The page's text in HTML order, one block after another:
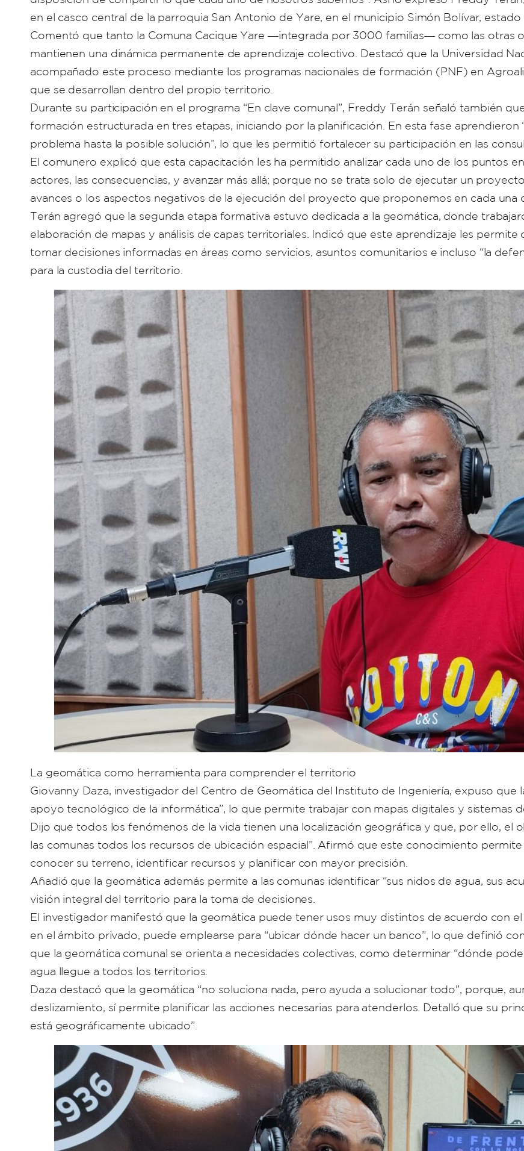
en el casco central de la parroquia San Antonio de Yare, en el municipio Simón Bolívar, estado
Comentó que tanto la Comuna Cacique Yare ―integrada por 3000 familias― como las otras
mantienen una dinámica permanente de aprendizaje colectivo. Destacó que la Universidad
acompañado este proceso mediante los programas nacionales de formación (PNF) en
que se desarrollan dentro del propio territorio.
Durante su participación en el programa “En clave comunal”, Freddy Terán señaló también
formación estructurada en tres etapas, iniciando por la planificación. En esta fase aprendieron
problema hasta la posible solución”, lo que les permitió fortalecer su participación en las
El comunero explicó que esta capacitación les ha permitido analizar cada uno de los puntos
actores, las consecuencias, y avanzar más allá; porque no se trata solo de ejecutar un
avances o los aspectos negativos de la ejecución del proyecto que proponemos en cada una
Terán agregó que la segunda etapa formativa estuvo dedicada a la geomática, donde
elaboración de mapas y análisis de capas territoriales. Indicó que este aprendizaje les
tomar decisiones informadas en áreas como servicios, asuntos comunitarios e incluso “la
para la custodia del territorio.
La geomática como herramienta para comprender el territorio
Giovanny Daza, investigador del Centro de Geomática del Instituto de Ingeniería, expuso que
apoyo tecnológico de la informática”, lo que permite trabajar con mapas digitales y sistemas
Dijo que todos los fenómenos de la vida tienen una localización geográfica y que, por ello, el
las comunas todos los recursos de ubicación espacial”. Afirmó que este conocimiento
conocer su terreno, identificar recursos y planificar con mayor precisión.
Añadió que la geomática además permite a las comunas identificar “sus nidos de agua, sus
visión integral del territorio para la toma de decisiones.
El investigador manifestó que la geomática puede tener usos muy distintos de acuerdo con
en el ámbito privado, puede emplearse para “ubicar dónde hacer un banco”, lo que definió
que la geomática comunal se orienta a necesidades colectivas, como determinar “dónde
agua llegue a todos los territorios.
Daza destacó que la geomática “no soluciona nada, pero ayuda a solucionar todo”, porque,
deslizamiento, sí permite planificar las acciones necesarias para atenderlos. Detalló que su
está geográficamente ubicado”.